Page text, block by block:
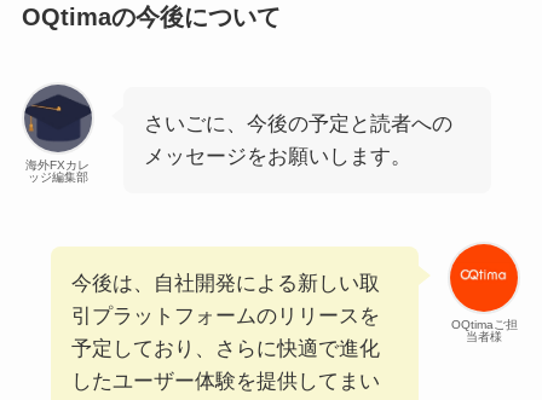
OQtimaの今後について
海外FXカレ
ッジ編集部
さいごに、今後の予定と読者への
メッセージをお願いします。
OQtimaご担
当者様
今後は、自社開発による新しい取
引プラットフォームのリリースを
予定しており、さらに快適で進化
したユーザー体験を提供してまい